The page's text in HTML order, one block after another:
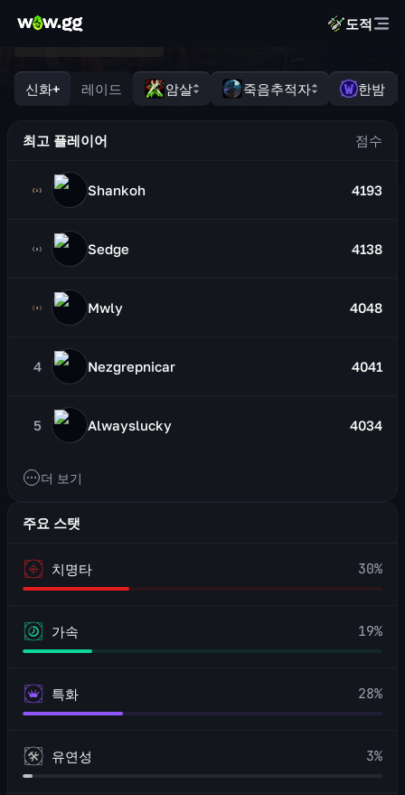
도적
신화+ 레이드 암살 죽음추적자 한밤
최고 플레이어
Shankoh 4193
Sedge 4138
Mwly 4048
4 Nezgrepnicar 4041
5 Alwayslucky 4034
더 보기
주요 스탯
치명타 30%
가속 19%
특화 28%
유연성 3%